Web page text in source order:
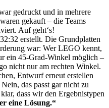
gedruckt und in mehrere
gekauft – die Teams
Auf geht‘s!
erstellt. Die Grundplatten
war: Wer LEGO kennt,
ein 45-Grad-Winkel möglich –
nicht nur am rechten Winkel.
Entwurf erneut erstellen
das passt gar nicht zu
dass wir den Ergebnistypen
eine Lösung.“